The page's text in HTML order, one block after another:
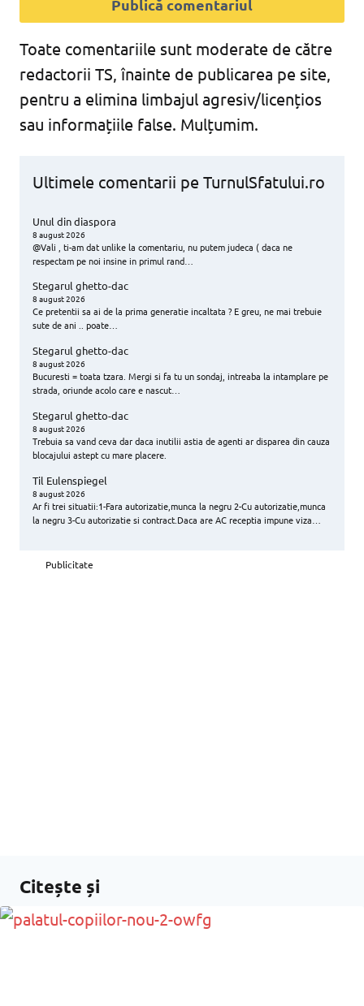
Toate comentariile sunt moderate de către
redactorii TS, înainte de publicarea pe site,
pentru a elimina limbajul agresiv/licențios
sau informațiile false. Mulțumim.
Ultimele comentarii pe TurnulSfatului.ro
Unul din diaspora
8 august 2026
@Vali , ti-am dat unlike la comentariu, nu putem judeca ( daca ne
respectam pe noi insine in primul rand…
Stegarul ghetto-dac
8 august 2026
Ce pretentii sa ai de la prima generatie incaltata ? E greu, ne mai trebuie
sute de ani .. poate…
Stegarul ghetto-dac
8 august 2026
Bucuresti = toata tzara. Mergi si fa tu un sondaj, intreaba la intamplare pe
strada, oriunde acolo care e nascut…
Stegarul ghetto-dac
8 august 2026
Trebuia sa vand ceva dar daca inutilii astia de agenti ar disparea din cauza
blocajului astept cu mare placere.
Til Eulenspiegel
8 august 2026
Ar fi trei situatii:1-Fara autorizatie,munca la negru 2-Cu autorizatie,munca
la negru 3-Cu autorizatie si contract.Daca are AC receptia impune viza…
Publicitate
Citește și